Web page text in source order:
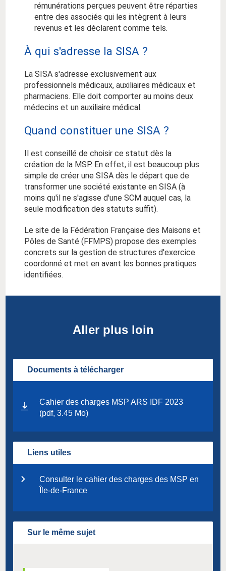
rémunérations perçues peuvent être réparties
entre des associés qui les intègrent à leurs
revenus et les déclarent comme tels.
À qui s'adresse la SISA ?
La SISA s'adresse exclusivement aux
professionnels médicaux, auxiliaires médicaux et
pharmaciens. Elle doit comporter au moins deux
médecins et un auxiliaire médical.
Quand constituer une SISA ?
Il est conseillé de choisir ce statut dès la
création de la MSP. En effet, il est beaucoup plus
simple de créer une SISA dès le départ que de
transformer une société existante en SISA (à
moins qu'il ne s'agisse d'une SCM auquel cas, la
seule modification des statuts suffit).
Le site de la Fédération Française des Maisons et
Pôles de Santé (FFMPS) propose des exemples
concrets sur la gestion de structures d'exercice
coordonné et met en avant les bonnes pratiques
identifiées.
Aller plus loin
Documents à télécharger
Cahier des charges MSP ARS IDF 2023
(pdf, 3.45 Mo)
Liens utiles
Consulter le cahier des charges des MSP en
Île-de-France
Sur le même sujet